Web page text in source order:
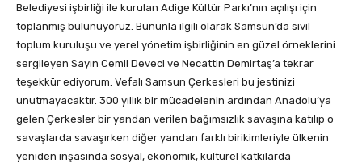
Belediyesi işbirliği ile kurulan Adige Kültür Parkı’nın açılışı için
toplanmış bulunuyoruz. Bununla ilgili olarak Samsun’da sivil
toplum kuruluşu ve yerel yönetim işbirliğinin en güzel örneklerini
sergileyen Sayın Cemil Deveci ve Necattin Demirtaş’a tekrar
teşekkür ediyorum. Vefalı Samsun Çerkesleri bu jestinizi
unutmayacaktır. 300 yıllık bir mücadelenin ardından Anadolu’ya
gelen Çerkesler bir yandan verilen bağımsızlık savaşına katılıp o
savaşlarda savaşırken diğer yandan farklı birikimleriyle ülkenin
yeniden inşasında sosyal, ekonomik, kültürel katkılarda